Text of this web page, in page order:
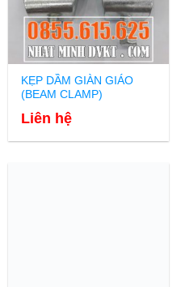
KẸP DẦM GIÀN GIÁO
(BEAM CLAMP)
Liên hệ